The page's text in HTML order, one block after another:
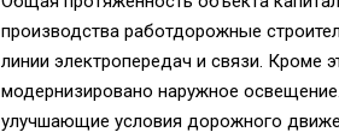
производства работдорожные
линии электропередач и связи. Кроме
модернизировано наружное
улучшающие условия дорожного